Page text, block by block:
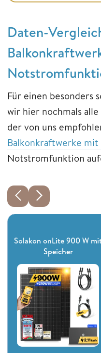
Daten-
Für einen besonders
wir hier nochmals
der von uns
Balkonkraftwerke
Notstromfunktion
Solakon onLite 900 W
Speicher